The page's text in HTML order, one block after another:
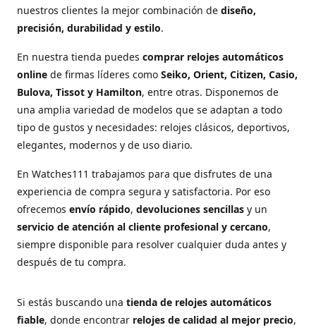
nuestros clientes la mejor combinación de diseño,
precisión, durabilidad y estilo.
En nuestra tienda puedes comprar relojes automáticos
online de firmas líderes como Seiko, Orient, Citizen, Casio,
Bulova, Tissot y Hamilton, entre otras. Disponemos de
una amplia variedad de modelos que se adaptan a todo
tipo de gustos y necesidades: relojes clásicos, deportivos,
elegantes, modernos y de uso diario.
En Watches111 trabajamos para que disfrutes de una
experiencia de compra segura y satisfactoria. Por eso
ofrecemos envío rápido, devoluciones sencillas y un
servicio de atención al cliente profesional y cercano,
siempre disponible para resolver cualquier duda antes y
después de tu compra.
Si estás buscando una tienda de relojes automáticos
fiable, donde encontrar relojes de calidad al mejor precio,